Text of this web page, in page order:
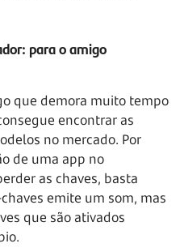
para o amigo
que demora muito tempo
encontrar as
no mercado. Por
de uma app no
as chaves, basta
emite um som, mas
que são ativados